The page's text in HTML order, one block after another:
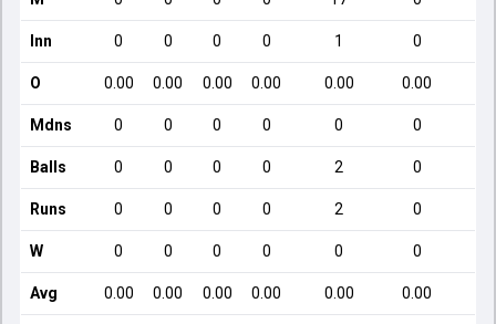
Inn 0 0 0 0 1 0
O 0.00 0.00 0.00 0.00 0.00 0.00
Mdns 0 0 0 0 0 0
Balls 0 0 0 0 2 0
Runs 0 0 0 0 2 0
W 0 0 0 0 0 0
Avg 0.00 0.00 0.00 0.00 0.00 0.00